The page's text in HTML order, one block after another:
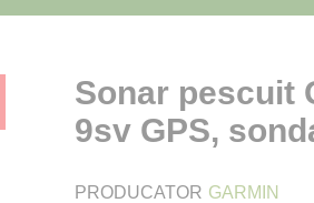
Sonar pescuit
9sv GPS,
PRODUCATOR GARMIN